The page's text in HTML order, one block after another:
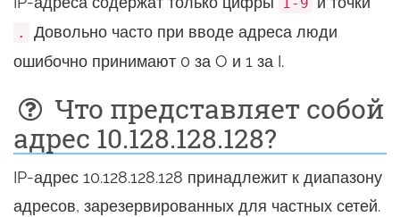
.
Довольно часто при вводе адреса люди
ошибочно принимают 0 за O и 1 за I.
Что представляет собой
адрес 10.128.128.128?
IP-адрес 10.128.128.128 принадлежит к диапазону
адресов, зарезервированных для частных сетей.